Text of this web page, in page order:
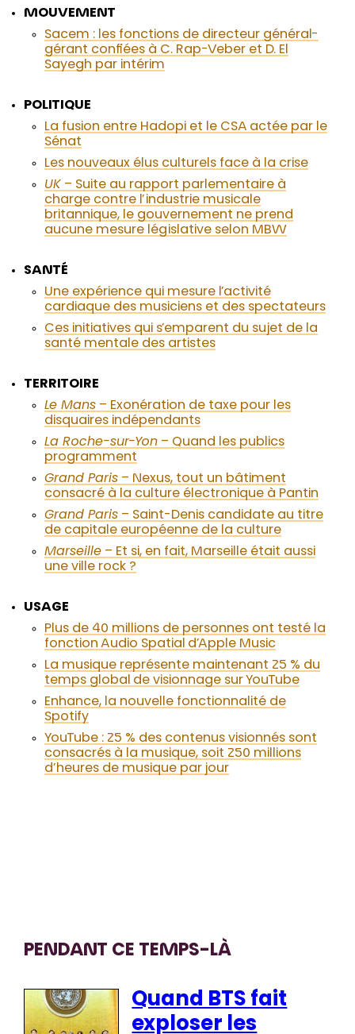
MOUVEMENT
Sacem : les fonctions de directeur général-
gérant confiées à C. Rap-Veber et D. El
Sayegh par intérim
POLITIQUE
La fusion entre Hadopi et le CSA actée par le
Sénat
Les nouveaux élus culturels face à la crise
UK – Suite au rapport parlementaire à
charge contre l’industrie musicale
britannique, le gouvernement ne prend
aucune mesure législative selon MBW
SANTÉ
Une expérience qui mesure l’activité
cardiaque des musiciens et des spectateurs
Ces initiatives qui s’emparent du sujet de la
santé mentale des artistes
TERRITOIRE
Le Mans – Exonération de taxe pour les
disquaires indépendants
La Roche-sur-Yon – Quand les publics
programment
Grand Paris – Nexus, tout un bâtiment
consacré à la culture électronique à Pantin
Grand Paris – Saint-Denis candidate au titre
de capitale européenne de la culture
Marseille – Et si, en fait, Marseille était aussi
une ville rock ?
USAGE
Plus de 40 millions de personnes ont testé la
fonction Audio Spatial d’Apple Music
La musique représente maintenant 25 % du
temps global de visionnage sur YouTube
Enhance, la nouvelle fonctionnalité de
Spotify
YouTube : 25 % des contenus visionnés sont
consacrés à la musique, soit 250 millions
d’heures de musique par jour
PENDANT CE TEMPS-LÀ
Quand BTS fait
exploser les